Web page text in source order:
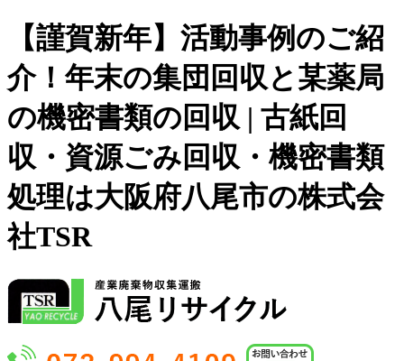
【謹賀新年】活動事例のご紹
介！年末の集団回収と某薬局
の機密書類の回収 | 古紙回
収・資源ごみ回収・機密書類
処理は大阪府八尾市の株式会
社TSR